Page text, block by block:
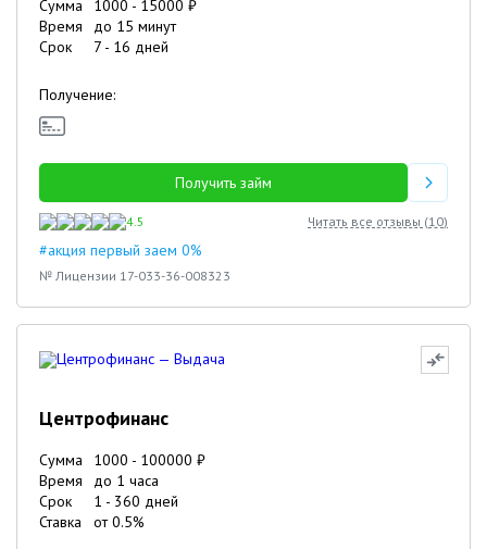
Сумма 1000 - 15000 ₽
Время
до 15 минут
Срок
7 - 16 дней
Получение:
Получить займ
4.5 Читать все отзывы (10)
#акция первый заем 0%
№ Лицензии 17-033-36-008323
Центрофинанс
Сумма 1000 - 100000 ₽
Время
до 1 часа
Срок
1 - 360 дней
Ставка
от0.5%